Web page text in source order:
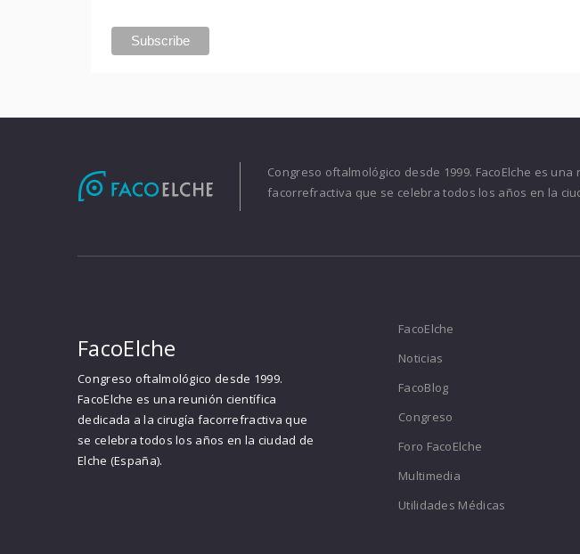
Congreso oftalmológico desde 1999. FacoElche es
facorrefractiva que se celebra todos los años en la
FacoElche
Congreso oftalmológico desde 1999.
FacoElche es una reunión científica
dedicada a la cirugía facorrefractiva que
se celebra todos los años en la ciudad de
Elche (España).
FacoElche
Noticias
FacoBlog
Congreso
Foro FacoElche
Multimedia
Utilidades Médicas